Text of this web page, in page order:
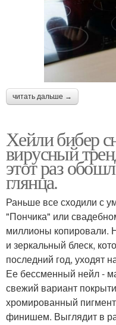
читать дальше →
Хейли бибер
вирусный
этот раз
глянца.
Раньше все сходили с
"Пончика" или
миллионы копировали.
и зеркальный блеск,
последний год, уходят
Ее бессменный нейл -
свежий вариант
хромированный
финишем. Выглядит в